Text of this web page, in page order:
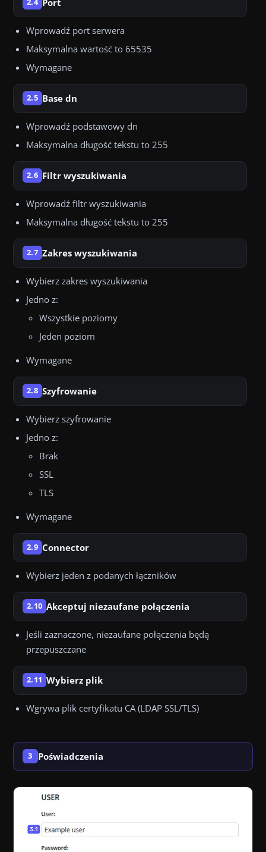
2.4
Wprowadź port serwera
Maksymalna wartość to 65535
Wymagane
2.5 Base dn
Wprowadź podstawowy dn
Maksymalna długość tekstu to 255
2.6 Filtr wyszukiwania
Wprowadź filtr wyszukiwania
Maksymalna długość tekstu to 255
2.7 Zakres wyszukiwania
Wybierz zakres wyszukiwania
Jedno z:
Wszystkie poziomy
Jeden poziom
Wymagane
2.8 Szyfrowanie
Wybierz szyfrowanie
Jedno z:
Brak
SSL
TLS
Wymagane
2.9 Connector
Wybierz jeden z podanych łączników
2.10 Akceptuj niezaufane połączenia
Jeśli zaznaczone, niezaufane połączenia będą
przepuszczane
2.11 Wybierz plik
Wgrywa plik certyfikatu CA (LDAP SSL/TLS)
3 Poświadczenia